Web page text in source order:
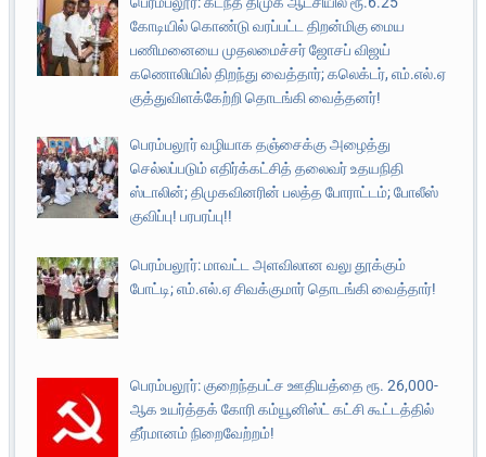
கோடியில் கொண்டு வரப்பட்ட திறன்மிகு மைய
பணிமனையை முதலமைச்சர் ஜோசப் விஜய்
கணொலியில் திறந்து வைத்தார்; கலெக்டர், எம்.எல்.ஏ
குத்துவிளக்கேற்றி தொடங்கி வைத்தனர்!
பெரம்பலூர் வழியாக தஞ்சைக்கு அழைத்து
செல்லப்படும் எதிர்க்கட்சித் தலைவர் உதயநிதி
ஸ்டாலின்; திமுகவினரின் பலத்த போராட்டம்; போலீஸ்
குவிப்பு! பரபரப்பு!!
பெரம்பலூர்: மாவட்ட அளவிலான வலு தூக்கும்
போட்டி; எம்.எல்.ஏ சிவக்குமார் தொடங்கி வைத்தார்!
பெரம்பலூர்: குறைந்தபட்ச ஊதியத்தை ரூ. 26,000-
ஆக உயர்த்தக் கோரி கம்யூனிஸ்ட் கட்சி கூட்டத்தில்
தீர்மானம் நிறைவேற்றம்!